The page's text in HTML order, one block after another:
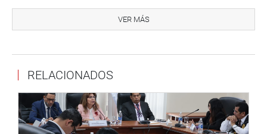
renovado de cada uno de nosotros. Es un llamado a la
acción, a la colaboración y al trabajo conjunto en
soluciones conjuntas y estrategias efectivas para
enfrentar los desafíos de seguridad transfronteriza en la
región andina, promoviendo la paz, la estabilidad y el
desarrollo sostenible.
VER MÁS
RELACIONADOS